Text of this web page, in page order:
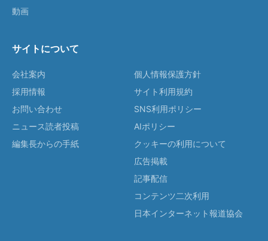
動画
サイトについて
会社案内
採用情報
お問い合わせ
ニュース読者投稿
編集長からの手紙
個人情報保護方針
サイト利用規約
SNS利用ポリシー
AIポリシー
クッキーの利用について
広告掲載
記事配信
コンテンツ二次利用
日本インターネット報道協会